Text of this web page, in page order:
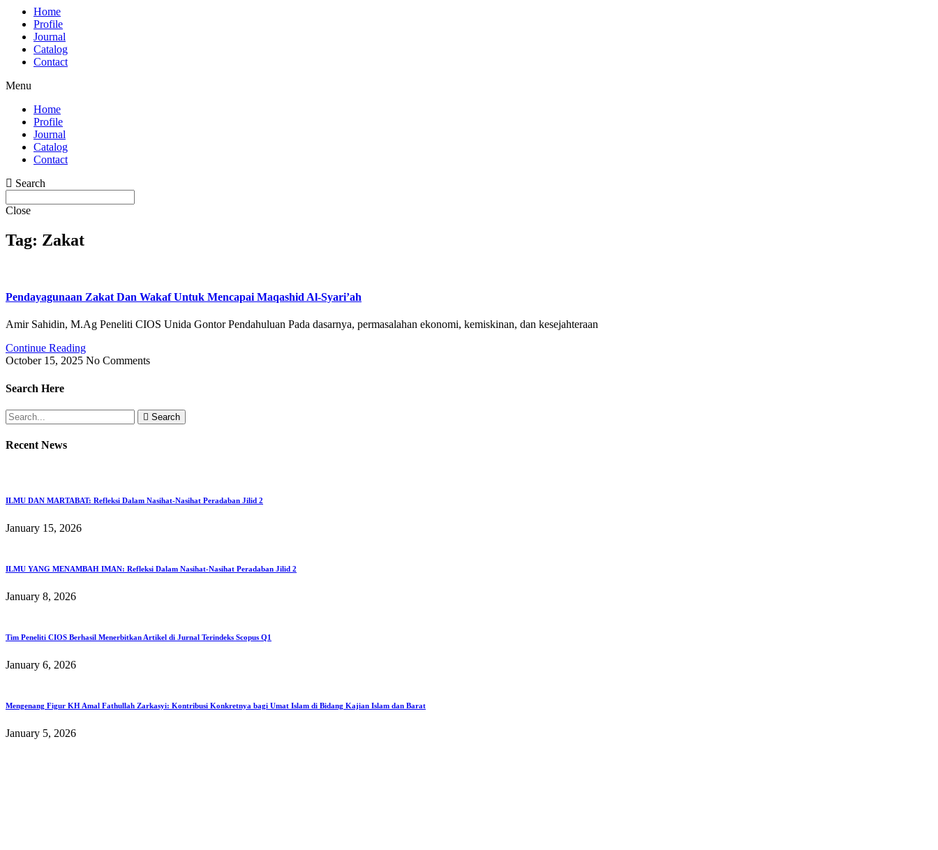
Home
Profile
Journal
Catalog
Contact
Menu
Home
Profile
Journal
Catalog
Contact
Search
Close
Tag: Zakat
Pendayagunaan Zakat Dan Wakaf Untuk Mencapai Maqashid Al-Syari’ah
Amir Sahidin, M.Ag Peneliti CIOS Unida Gontor Pendahuluan Pada dasarnya, permasalahan ekonomi, kemiskinan, dan kesejahteraan
Continue Reading
October 15, 2025 No Comments
Search Here
Search
Recent News
ILMU DAN MARTABAT: Refleksi Dalam Nasihat-Nasihat Peradaban Jilid 2
January 15, 2026
ILMU YANG MENAMBAH IMAN: Refleksi Dalam Nasihat-Nasihat Peradaban Jilid 2
January 8, 2026
Tim Peneliti CIOS Berhasil Menerbitkan Artikel di Jurnal Terindeks Scopus Q1
January 6, 2026
Mengenang Figur KH Amal Fathullah Zarkasyi: Kontribusi Konkretnya bagi Umat Islam di Bidang Kajian Islam dan Barat
January 5, 2026